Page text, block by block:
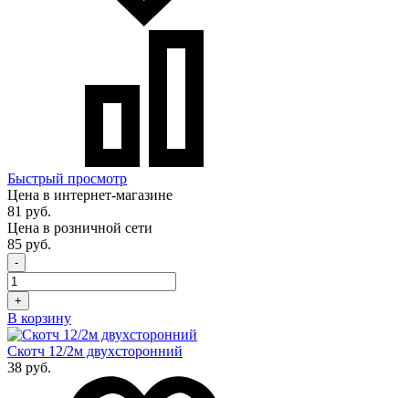
Быстрый просмотр
Цена в интернет-магазине
81 руб.
Цена в розничной сети
85 руб.
-
+
В корзину
Скотч 12/2м двухсторонний
38 руб.